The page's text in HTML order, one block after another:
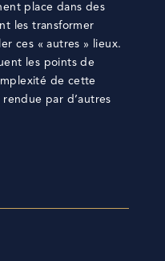
place dans des
les transformer
ces « autres » lieux.
les points de
de cette
par d’autres